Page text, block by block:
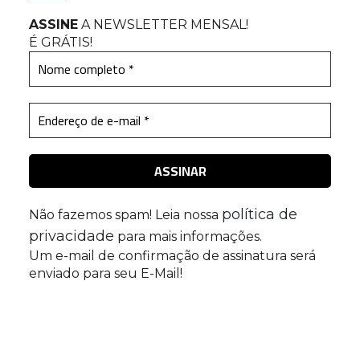
ASSINE A NEWSLETTER MENSAL!
É GRÁTIS!
Não fazemos spam! Leia nossa política de
privacidade para mais informações.
Um e-mail de confirmação de assinatura será
enviado para seu E-Mail!